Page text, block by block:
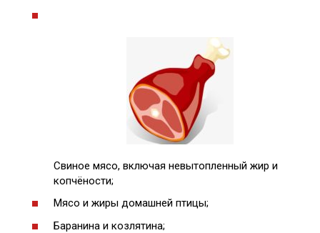
Свиное мясо, включая невытопленный жир и
копчёности;
Мясо и жиры домашней птицы;
Баранина и козлятина;